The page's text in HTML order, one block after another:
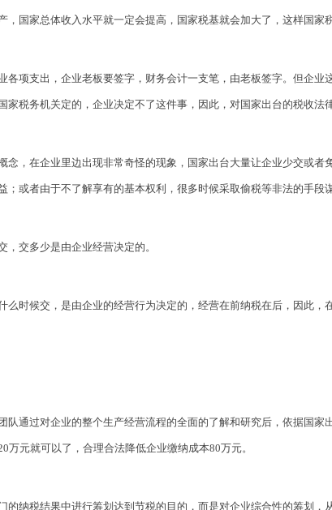
，国家总体收入水平就一定会提高，国家税基就会加大了，这样国
各项支出，企业老板要签字，财务会计一支笔，由老板签字。但企
家税务机关定的，企业决定不了这件事，因此，对国家出台的税收法
念，在企业里边出现非常奇怪的现象，国家出台大量让企业少交或
；或者由于不了解享有的基本权利，很多时候采取偷税等非法的手
，交多少是由企业经营决定的。
么时候交，是由企业的经营行为决定的，经营在前纳税在后，因此
队通过对企业的整个生产经营流程的全面的了解和研究后，依据国
万元就可以了，合理合法降低企业缴纳成本80万元。
的纳税结果中进行筹划达到节税的目的，而是对企业综合性的筹划